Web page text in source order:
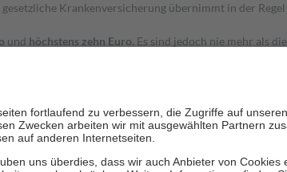
Krankenversicherung übernimmt in der
und höchstens zehn Euro. Es sind jedoch nie mehr als
fallenkeine Zuzahlungen an bei: